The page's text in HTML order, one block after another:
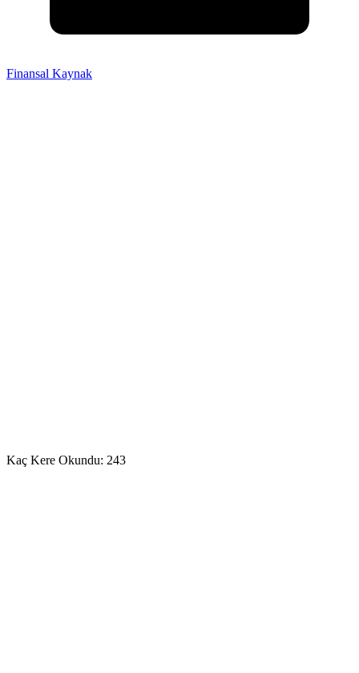
Finansal Kaynak
Kaç Kere Okundu: 243